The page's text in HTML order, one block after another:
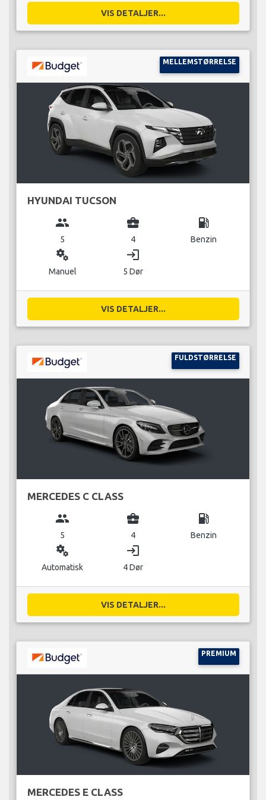
VIS DETALJER...
MELLEMSTØRRELSE
HYUNDAI TUCSON
group
5
business_center
4
local_gas_station
Benzin
miscellaneous_services
Manuel
login
5 Dør
VIS DETALJER...
FULDSTØRRELSE
MERCEDES C CLASS
group
5
business_center
4
local_gas_station
Benzin
miscellaneous_services
Automatisk
login
4 Dør
VIS DETALJER...
PREMIUM
MERCEDES E CLASS